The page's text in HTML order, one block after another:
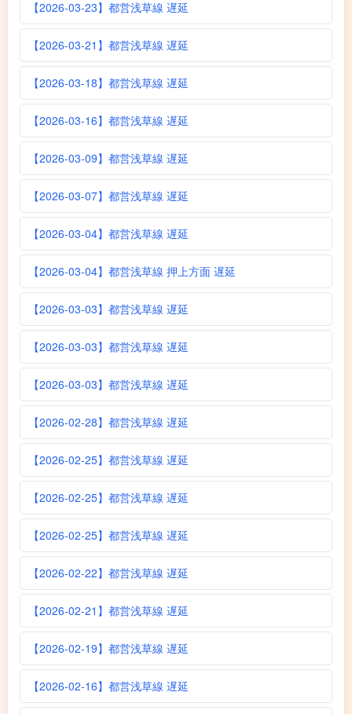
【2026-03-23】都営浅草線 遅延
【2026-03-21】都営浅草線 遅延
【2026-03-18】都営浅草線 遅延
【2026-03-16】都営浅草線 遅延
【2026-03-09】都営浅草線 遅延
【2026-03-07】都営浅草線 遅延
【2026-03-04】都営浅草線 遅延
【2026-03-04】都営浅草線 押上方面 遅延
【2026-03-03】都営浅草線 遅延
【2026-03-03】都営浅草線 遅延
【2026-03-03】都営浅草線 遅延
【2026-02-28】都営浅草線 遅延
【2026-02-25】都営浅草線 遅延
【2026-02-25】都営浅草線 遅延
【2026-02-25】都営浅草線 遅延
【2026-02-22】都営浅草線 遅延
【2026-02-21】都営浅草線 遅延
【2026-02-19】都営浅草線 遅延
【2026-02-16】都営浅草線 遅延